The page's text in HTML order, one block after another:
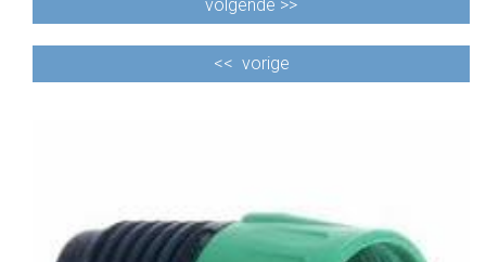
volgende >>
<< vorige